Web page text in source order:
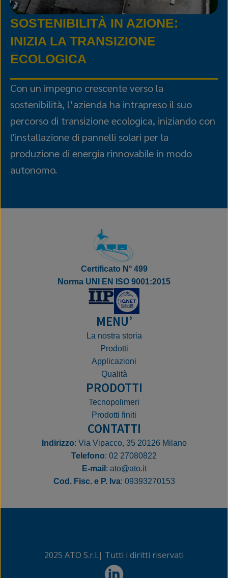
SOSTENIBILITÀ IN AZIONE:
INIZIA LA TRANSIZIONE
ECOLOGICA
Con un impegno crescente verso la
sostenibilità, l’azienda ha intrapreso il suo
percorso di transizione ecologica, iniziando con
l'installazione di pannelli solari per la
produzione di energia rinnovabile in modo
autonomo.
Certificato N° 499
Norma UNI EN ISO 9001:2015
MENU’
La nostra storia
Prodotti
Applicazioni
Qualità
PRODOTTI
Tecnopolimeri
Prodotti finiti
CONTATTI
Indirizzo: Via Vipacco, 35 20126 Milano
Telefono: 02 27080822
E‑mail : ato@ato.it
Cod. Fisc. e P. Iva: 09393270153
2025 ATO S.r.l.| Tutti i diritti riservati